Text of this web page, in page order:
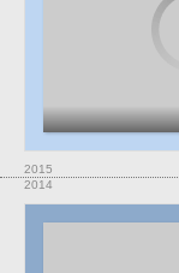
2015
2014